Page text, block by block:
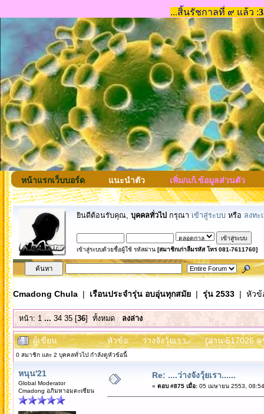
หน้าแรกเว็บบอร์ด แนะนำตัว เพิ่ม/แก้.ข้อมูลส่วนตัว
ยินดีต้อนรับคุณ, บุคคลทั่วไป กรุณา เข้าสู่ระบบ หรือ ลงทะ
เข้าสู่ระบบด้วยชื่อผู้ใช้ รหัสผ่าน [สมาชิกเก่าลืมรหัส โทร 081-7611760]
Cmadong Chula| เรือนประจำรุ่น อบอุ่นทุกสมัย| รุ่น 2533| หัวข้
หน้า:1 ... 34 35[36] ทั้งหมด ลงล่าง
ผู้เขียน หัวข้อ: ....ว่างจังวุ้ยเรา...... (อ่าน 517026 ค
0 สมาชิก และ 2 บุคคลทั่วไป กำลังดูหัวข้อนี้
หนุน'21
Global Moderator
Cmadong อภิมหาอมตะเซียน
Re: ....ว่างจังวุ้ยเรา......
« ตอบ #875 เมื่อ:05 เมษายน 2553,